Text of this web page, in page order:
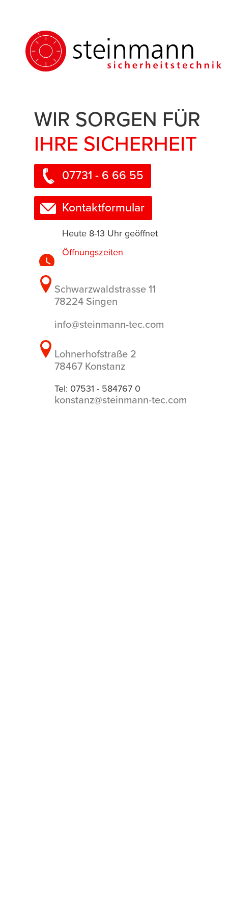
WIR SORGEN FÜR
IHRE SICHERHEIT
07731 - 6 66 55
Kontaktformular
Heute 8-13 Uhr geöffnet
Öffnungszeiten
Schwarzwaldstrasse 11
78224 Singen
info@steinmann-tec.com
Lohnerhofstraße 2
78467 Konstanz
Tel: 07531 - 584767 0
konstanz@steinmann-tec.com